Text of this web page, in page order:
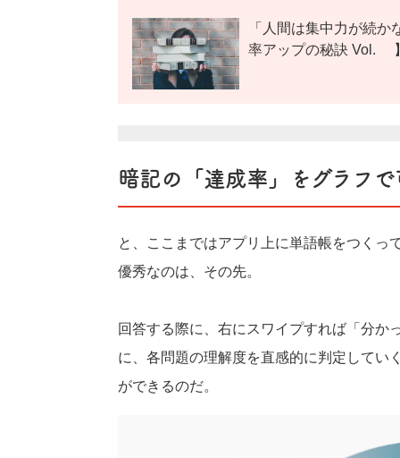
「人間は集中力が続
率アップの秘訣 Vol.1
暗記の「達成率」をグラフ
と、ここまではアプリ上に単語帳をつくっ
優秀なのは、その先。
回答する際に、右にスワイプすれば「分か
に、各問題の理解度を直感的に判定してい
ができるのだ。